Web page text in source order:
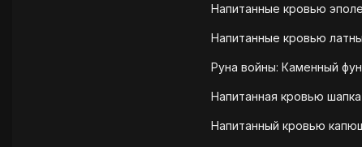
Напитанные кровью
Напитанные кровью
Руна войны: Каменный
Напитанная кровью шапка
Напитанный кровью